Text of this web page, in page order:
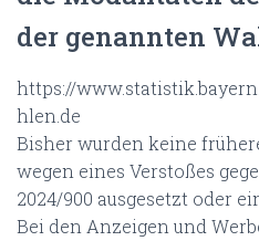
der genannten
https://
hlen.de
Bisher wurden keine
wegen eines Verstoßes
2024/900 ausgesetzt oder
Bei den Anzeigen und